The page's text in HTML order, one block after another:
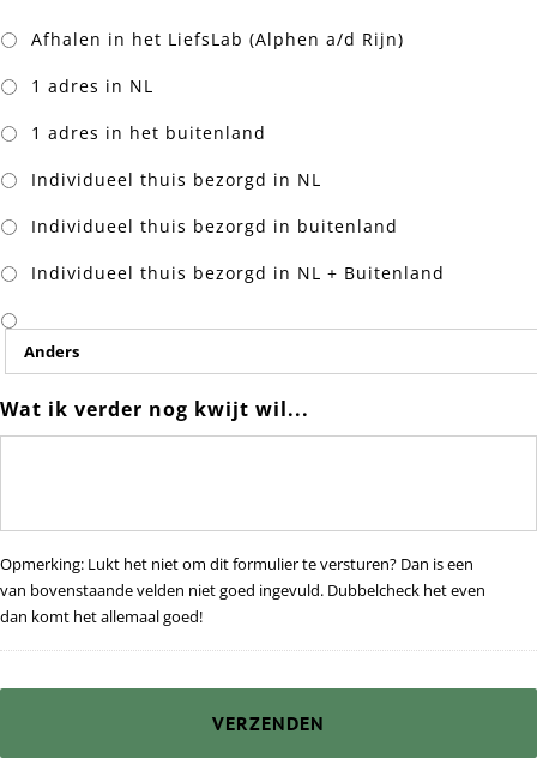
Afhalen in het LiefsLab (Alphen a/d Rijn)
1 adres in NL
1 adres in het buitenland
Individueel thuis bezorgd in NL
Individueel thuis bezorgd in buitenland
Individueel thuis bezorgd in NL + Buitenland
Wat ik verder nog kwijt wil...
Opmerking: Lukt het niet om dit formulier te versturen? Dan is een
van bovenstaande velden niet goed ingevuld. Dubbelcheck het even
dan komt het allemaal goed!